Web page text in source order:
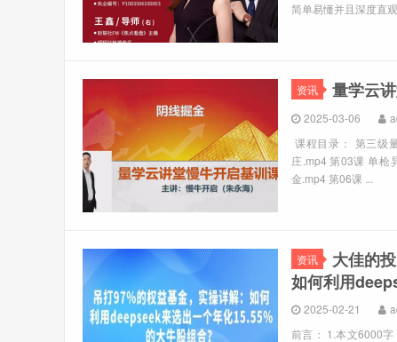
简单易懂并且深度直
资讯 量学云
2025-03-06
课程目录： 第三级
庄.mp4 第03课 单枪
金.mp4 第06课 ...
资讯
大佳的
如何利用
2025-02-21
前言： 1.本文6000